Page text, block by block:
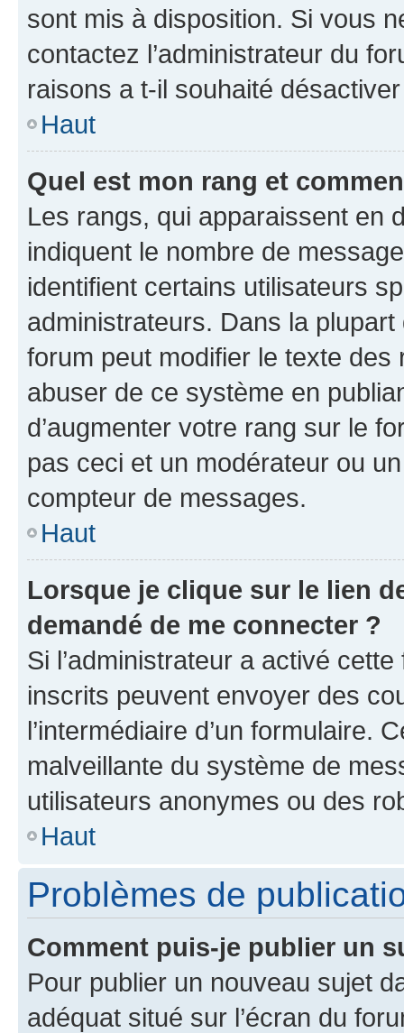
sont mis à disposition. Si vous
contactez l’administrateur du
raisons a t-il souhaité
Haut
Quel est mon rang et
Les rangs, qui apparaissent en
indiquent le nombre de
identifient certains utilisateurs
administrateurs. Dans la
forum peut modifier le texte
abuser de ce système en
d’augmenter votre rang sur le
pas ceci et un modérateur ou
compteur de messages.
Haut
Lorsque je clique sur le lien
demandé de me connecter ?
Si l’administrateur a activé
inscrits peuvent envoyer des
l’intermédiaire d’un formulaire.
malveillante du système de
utilisateurs anonymes ou des
Haut
Problèmes de
Comment puis-je publier un
Pour publier un nouveau sujet
adéquat situé sur l’écran du